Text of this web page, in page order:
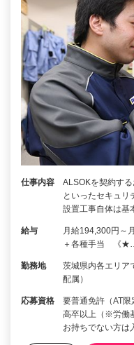
仕事内容
ALSOKを契約す
といったセキュリ
設置工事自体は基
給与
月給194,300円～
＋各種手当 《
勤務地
茨城県内各エリ
配属）
応募資格
要普通免許（AT
高卒以上（※労働
お持ちでない方は